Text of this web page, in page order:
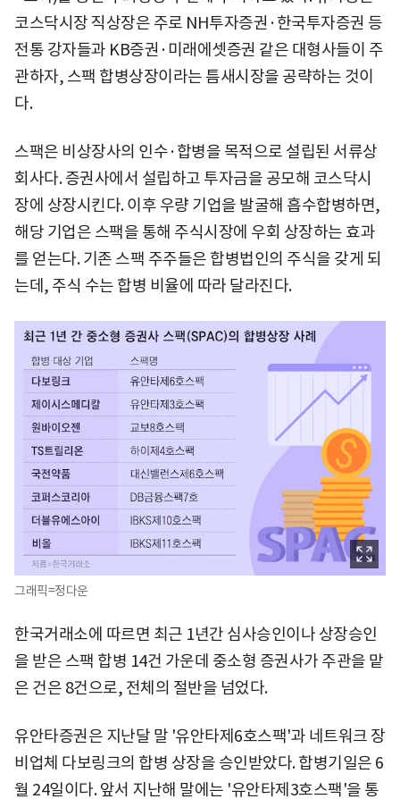
코스닥시장 직상장은 주로 NH투자증권·한국투자증권 등
전통 강자들과 KB증권·미래에셋증권 같은 대형사들이 주
관하자, 스팩 합병상장이라는 틈새시장을 공략하는 것이
다.
스팩은 비상장사의 인수·합병을 목적으로 설립된 서류상
회사다. 증권사에서 설립하고 투자금을 공모해 코스닥시
장에 상장시킨다. 이후 우량 기업을 발굴해 흡수합병하면,
해당 기업은 스팩을 통해 주식시장에 우회 상장하는 효과
를 얻는다. 기존 스팩 주주들은 합병법인의 주식을 갖게 되
는데, 주식 수는 합병 비율에 따라 달라진다.
그래픽=정다운
한국거래소에 따르면 최근 1년간 심사승인이나 상장승인
을 받은 스팩 합병 14건 가운데 중소형 증권사가 주관을 맡
은 건은 8건으로, 전체의 절반을 넘었다.
유안타증권은 지난달 말 '유안타제6호스팩'과 네트워크 장
비업체 다보링크의 합병 상장을 승인받았다. 합병기일은 6
월 24일이다. 앞서 지난해 말에는 '유안타제3호스팩'을 통